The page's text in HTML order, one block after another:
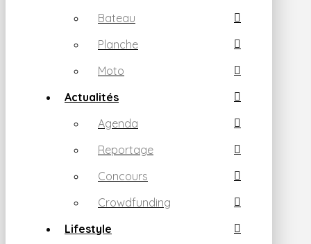
Bateau
Planche
Moto
Actualités
Agenda
Reportage
Concours
Crowdfunding
Lifestyle